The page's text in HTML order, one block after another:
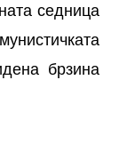
седница
брзина